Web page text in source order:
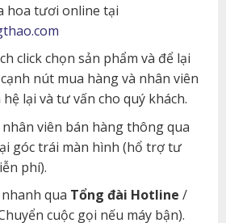
hoa tươi online tại
click chọn sản phẩm và để lại
nút mua hàng và nhân viên
lại và tư vấn cho quý khách.
viên bán hàng thông qua
góc trái màn hình (hổ trợ tư
phí).
qua Tổng đài Hotline /
cuộc gọi nếu máy bận).